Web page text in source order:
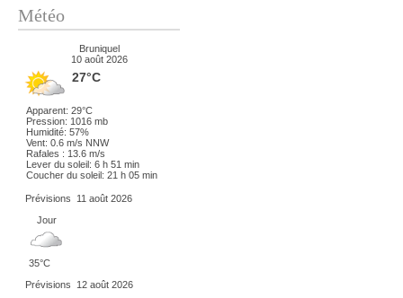
Météo
Bruniquel
10 août 2026
27°C
Apparent: 29°C
Pression: 1016 mb
Humidité: 57%
Vent: 0.6 m/s NNW
Rafales : 13.6 m/s
Lever du soleil: 6 h 51 min
Coucher du soleil: 21 h 05 min
Prévisions
11 août 2026
Jour
35°C
Prévisions
12 août 2026